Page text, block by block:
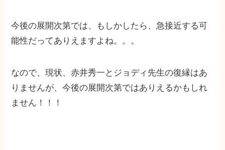
今後の展開次第では、もしかしたら、急接近する可
能性だってありえますよね。。。
なので、現状、赤井秀一とジョディ先生の復縁はあ
りませんが、今後の展開次第ではありえるかもしれ
ません！！！